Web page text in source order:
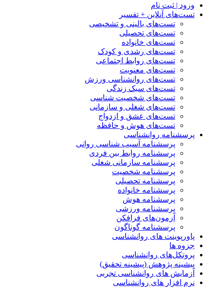
ورود | ثبت نام
تست‌های آنلاین + تفسیر
تست‌های بالینی و تشخیصی
تست‌های تحصیلی
تست‌های خانواده
تست‌های رشدی و کودک
تست‌های روابط اجتماعی
تست‌های معنویت
تست‌های روانشناسی ورزش
تست‌های سبک زندگی
تست‌های شخصیت شناسی
تست‌های شغلی و سازمانی
تست‌های عشق و ازدواج
تست‌های هوش و حافظه
پرسشنامه روانشناسی
پرسشنامه آسیب شناسی روانی
پرسشنامه روابط بین فردی
پرسشنامه سازمانی شغلی
پرسشنامه شخصیت
پرسشنامه تحصیلی
پرسشنامه خانواده
پرسشنامه هوش
پرسشنامه ورزشی
آزمون‌های فرافکن
پرسشنامه گوناگون
پاورپوینت های روانشناسی
جزوه ها
پروتکل‌های روانشناسی
پیشینه پژوهش (پیشینه تحقیق)
آزمایش های روانشناسی تجربی
نرم افزار های روانشناسی